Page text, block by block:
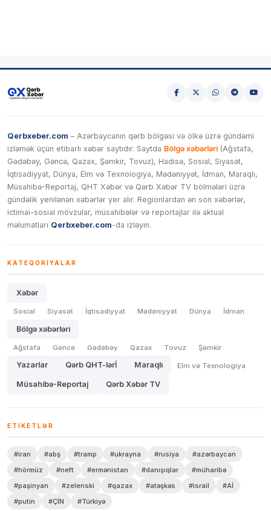
Qerbxeber.com – Azərbaycanın qərb bölgəsi və ölkə üzrə gündəmi
izləmək üçün etibarlı xəbər saytıdır. Saytda Bölgə xəbərləri (Ağstafa,
Gədəbəy, Gəncə, Qazax, Şəmkir, Tovuz), Hadisə, Sosial, Siyasət,
İqtisadiyyat, Dünya, Elm və Texnologiya, Mədəniyyət, İdman, Maraqlı,
Müsahibə-Reportaj, QHT Xəbər və Qərb Xəbər TV bölmələri üzrə
gündəlik yenilənən xəbərlər yer alır. Regionlardan ən son xəbərlər,
ictimai-sosial mövzular, müsahibələr və reportajlar ilə aktual
məlumatları Qerbxeber.com-da izləyin.
KATEQORIYALAR
Xəbər
Sosial Siyasət İqtisadiyyat Mədəniyyət Dünya İdman
Bölgə xəbərləri
Ağstafa Gəncə Gədəbəy Qazax Tovuz Şəmkir
Yazarlar Qərb QHT-lərİ Maraqlı Elm və Texnologiya
Müsahibə-Reportaj Qərb Xəbər TV
ETIKETLƏR
#iran #abş #tramp #ukrayna #rusiya
#azərbaycan
#hörmüz
#neft #ermənistan #danışıqlar
#müharibə
#paşinyan
#zelenski #qazax #atəşkəs #israil
#Aİ
#putin
#ÇİN #Türkiyə